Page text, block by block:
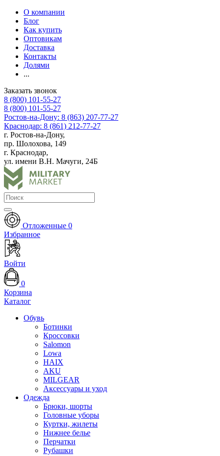
О компании
Блог
Как купить
Оптовикам
Доставка
Контакты
Долями
...
Заказать звонок
8 (800) 101-55-27
8 (800) 101-55-27
Ростов-на-Дону: 8 (863) 207-77-27
Краснодар: 8 (861) 212-77-27
г. Ростов-на-Дону,
пр. Шолохова, 149
г. Краснодар,
ул. имени В.Н. Мачуги, 24Б
Отложенные 0
Избранное
Войти
0
Корзина
Каталог
Обувь
Ботинки
Кроссовки
Salomon
Lowa
HAIX
AKU
MILGEAR
Аксессуары и уход
Одежда
Брюки, шорты
Головные уборы
Куртки, жилеты
Нижнее белье
Перчатки
Рубашки